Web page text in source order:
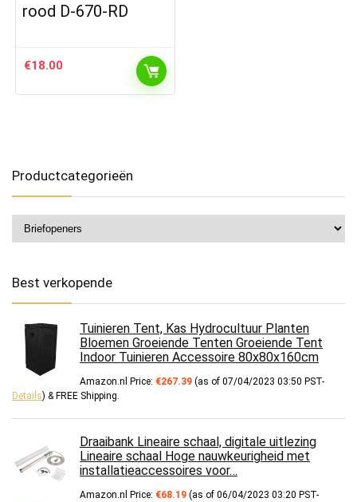
rood D-670-RD
€18.00
Productcategorieën
Best verkopende
Tuinieren Tent, Kas Hydrocultuur Planten
Bloemen Groeiende Tenten Groeiende Tent
Indoor Tuinieren Accessoire 80x80x160cm
Amazon.nl Price: €267.39 (as of 07/04/2023 03:50 PST-
Details) & FREE Shipping.
Draaibank Lineaire schaal, digitale uitlezing
Lineaire schaal Hoge nauwkeurigheid met
installatieaccessoires voor…
Amazon.nl Price: €68.19 (as of 06/04/2023 03:20 PST-